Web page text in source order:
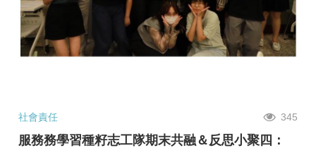
社會責任 345
服務務學習種籽志工隊期末共融＆反思小聚四：